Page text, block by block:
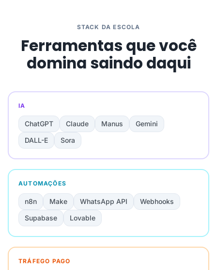
STACK DA ESCOLA
Ferramentas que você
domina saindo daqui
IA
ChatGPT Claude Manus
Gemini
DALL-E
Sora
AUTOMAÇÕES
n8n Make WhatsApp API
Webhooks
Supabase
Lovable
TRÁFEGO PAGO